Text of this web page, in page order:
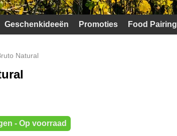
Geschenkideeën Promoties Food Pairing
Natural
- Op voorraad